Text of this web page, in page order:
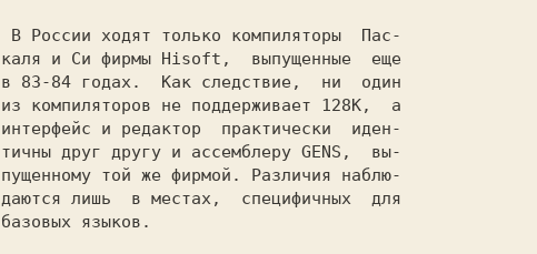
каля и Си фирмы Hisoft,
выпущенные  еще
в 83-84 годах.  Как следствие,  ни  один
из компиляторов не поддерживает 128К,  а
интерфейс и редактор  практически  иден-
тичны друг другу и ассемблеру GENS,
вы-
пущенному той же фирмой. Различия наблю-
даются лишь  в местах,  специфичных  для
базовых языков.